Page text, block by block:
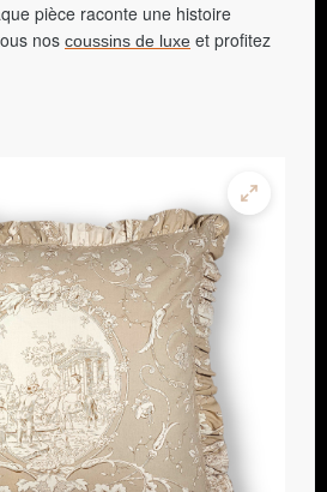
pièce raconte une histoire
nos coussins de luxe et profitez